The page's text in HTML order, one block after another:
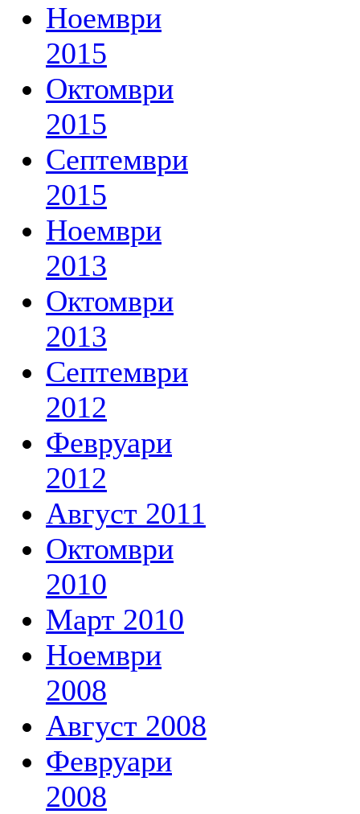
Ноември
2015
Октомври
2015
Септември
2015
Ноември
2013
Октомври
2013
Септември
2012
Февруари
2012
Август 2011
Октомври
2010
Март 2010
Ноември
2008
Август 2008
Февруари
2008